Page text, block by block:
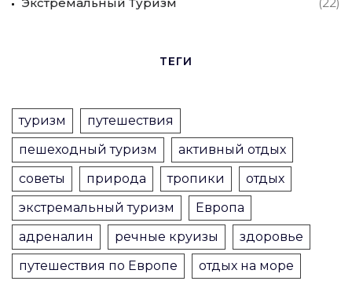
ТЕГИ
туризм
путешествия
пешеходный туризм
активный отдых
советы
природа тропики
отдых
экстремальный туризм
Европа
адреналин
речные круизы
здоровье
путешествия по Европе
отдых на море